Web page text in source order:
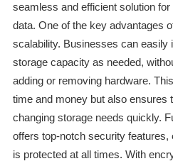
seamless and efficient solution
data. One of the key advantages
scalability. Businesses can easily
storage capacity as needed,
adding or removing hardware.
time and money but also ensures
changing storage needs quickly.
offers top-notch security features,
is protected at all times. With